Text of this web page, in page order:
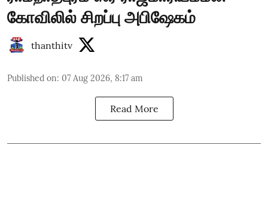
கோவிலில் சிறப்பு அபிஷேகம்
thanthitv
Published on: 07 Aug 2026, 8:17 am
Read More